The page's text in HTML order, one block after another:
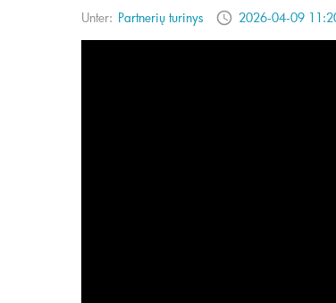
Unter: Partnerių turinys 2026-04-09